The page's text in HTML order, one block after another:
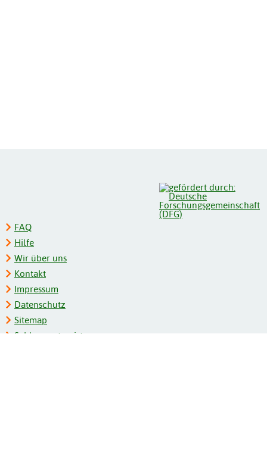
FAQ
Hilfe
Wir über uns
Kontakt
Impressum
Datenschutz
Sitemap
Schlagwortregister